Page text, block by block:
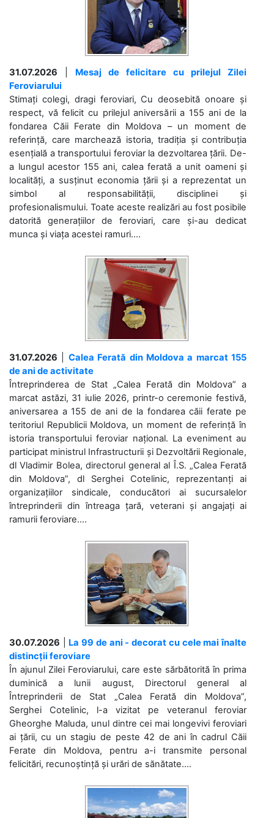
31.07.2026
Mesaj de felicitare cu prilejul Zilei
Feroviarului
Stimați colegi, dragi feroviari, Cu deosebită onoare și
respect, vă felicit cu prilejul aniversării a 155 ani de la
fondarea Căii Ferate din Moldova – un moment de
referință, care marchează istoria, tradiția și contribuția
esențială a transportului feroviar la dezvoltarea țării. De-
a lungul acestor 155 ani, calea ferată a unit oameni și
localități, a susținut economia țării și a reprezentat un
simbol al responsabilității, disciplinei și
profesionalismului. Toate aceste realizări au fost posibile
datorită generațiilor de feroviari, care și-au dedicat
munca și viața acestei ramuri....
31.07.2026
Calea Ferată din Moldova a marcat 155
de ani de activitate
Întreprinderea de Stat „Calea Ferată din Moldova” a
marcat astăzi, 31 iulie 2026, printr-o ceremonie festivă,
aniversarea a 155 de ani de la fondarea căii ferate pe
teritoriul Republicii Moldova, un moment de referință în
istoria transportului feroviar național. La eveniment au
participat ministrul Infrastructurii și Dezvoltării Regionale,
dl Vladimir Bolea, directorul general al Î.S. „Calea Ferată
din Moldova”, dl Serghei Cotelinic, reprezentanți ai
organizațiilor sindicale, conducători ai sucursalelor
întreprinderii din întreaga țară, veterani și angajați ai
ramurii feroviare....
30.07.2026
La 99 de ani - decorat cu cele mai înalte
distincții feroviare
În ajunul Zilei Feroviarului, care este sărbătorită în prima
duminică a lunii august, Directorul general al
Întreprinderii de Stat „Calea Ferată din Moldova”,
Serghei Cotelinic, l-a vizitat pe veteranul feroviar
Gheorghe Maluda, unul dintre cei mai longevivi feroviari
ai țării, cu un stagiu de peste 42 de ani în cadrul Căii
Ferate din Moldova, pentru a-i transmite personal
felicitări, recunoștință și urări de sănătate....